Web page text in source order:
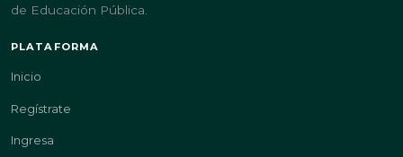
de Educación Pública.
PLATAFORMA
Inicio
Regístrate
Ingresa